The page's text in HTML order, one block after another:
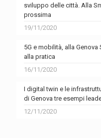
sviluppo delle città. Alla
prossima
19/11/2020
5G e mobilità, alla
alla pratica
16/11/2020
I digital twin e le
di Genova tre esempi
12/11/2020